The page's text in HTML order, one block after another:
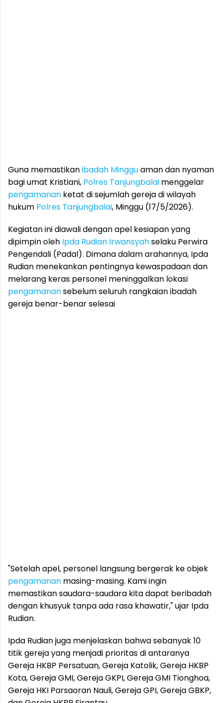
Guna memastikanibadah Mingguaman dan nyaman
bagi umat Kristiani, Polres Tanjungbalai menggelar
pengamanan ketat di sejumlah gereja di wilayah
hukum Polres Tanjungbalai, Minggu (17/5/2026).
Kegiatan ini diawali dengan apel kesiapan yang
dipimpin oleh Ipda Rudian Irwansyahselaku Perwira
Pengendali (Padal). Dimana dalam arahannya, Ipda
Rudian menekankan pentingnya kewaspadaan dan
melarang keras personel meninggalkan lokasi
pengamanansebelum seluruh rangkaian ibadah
gereja benar-benar selesai
"Setelah apel, personel langsung bergerak ke objek
pengamanan masing-masing. Kami ingin
memastikan saudara-saudara kita dapat beribadah
dengan khusyuk tanpa ada rasa khawatir," ujar Ipda
Rudian.
Ipda Rudian juga menjelaskan bahwa sebanyak 10
titik gereja yang menjadi prioritas di antaranya
Gereja HKBP Persatuan, Gereja Katolik, Gereja HKBP
Kota, Gereja GMI, Gereja GKPI, Gereja GMI Tionghoa,
Gereja HKI Parsaoran Nauli, Gereja GPI, Gereja GBKP,